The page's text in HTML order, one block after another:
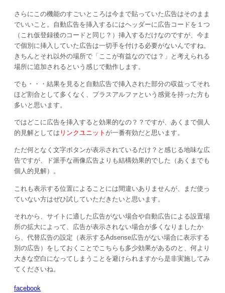
さらにこの機能のすごいところは今まで貼っていた広告はそのまま
でいいこと。自動広告を挿入するにはヘッダーに広告コードを１つ
（これ仮登録後のコードと同じ？）挿入するだけなのですが、今ま
で個別に挿入していた広告は一切手を付ける必要がないんですね。
きちんとそれ以外の場所で「ここが有益なのでは？」と考えられる
場所に追加されるという感じで動作します。
でも・・・結果を見ると自動広告で挿入された部分の収益ってそれ
ほど割合として多くなく、プラスアルファという感覚を持った方も
多いと思います。
ではどこに広告を挿入すると効果的なの？？ですが、あくまで個人
的見解としては リンクユニット が一番有効だと思います。
ただ何となく文字ボタンが表示されているだけ？と感じる地味な広
告ですが、ド派手な画像広告よりも結構効果的でした（あくまでも
個人的見解）。
これも表示する位置によることには間違いありませんが、まだ使っ
ていない方はぜひ試していただきたいと思います。
それから、サイトに適した広告がない場合や自動広告による設置場
所の拡大によって、広告が表示されない場合が多くなりましたか
ら、代替広告の設定（表示するAdsense広告がない場合に表示する
別の広告）をしておくことでこちらも多少効果があるのと、何より
大きな空白になってしまうことを避けられますから是非実施してみ
てくださいね。
facebook